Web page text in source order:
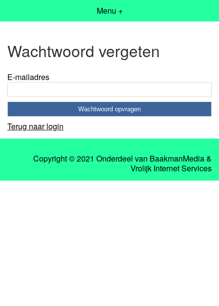
Menu +
Wachtwoord vergeten
E-mailadres
Terug naar login
Copyright © 2021 Onderdeel van BaakmanMedia&
Vrolijk Internet Services